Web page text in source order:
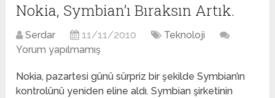
Nokia, Symbian’ı Bıraksın Artık.
Serdar 11/11/2010
Teknoloji
Yorum yapılmamış
Nokia, pazartesi günü sürpriz bir şekilde Symbian’ın
kontrolünü yeniden eline aldı. Symbian şirketinin